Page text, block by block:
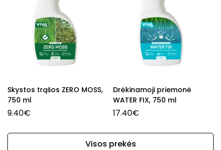
Skystos trąšos ZERO MOSS,
750 ml
9.40€
Drėkinamoji priemonė
WATER FIX, 750 ml
17.40€
Visos prekės